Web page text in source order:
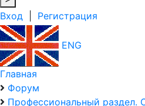
Вход
Регистрация
ENG
Главная
Форум
Профессиональный раздел.